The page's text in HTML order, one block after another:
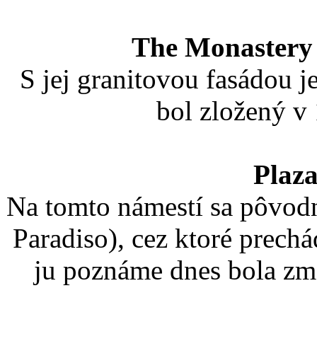
The
S jej granitovou fasádou
bol zložený v
Na tomto námestí sa
Paradiso), cez ktoré
ju poznáme dnes bola